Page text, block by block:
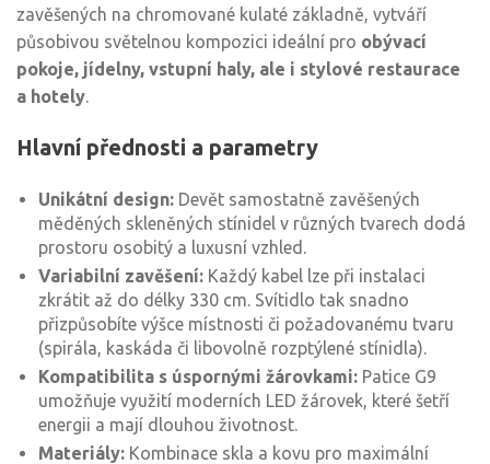
zavěšených na chromované kulaté základně, vytváří
působivou světelnou kompozici ideální pro obývací
pokoje, jídelny, vstupní haly, ale i stylové restaurace
a hotely.
Hlavní přednosti a parametry
Unikátní design: Devět samostatně zavěšených
měděných skleněných stínidel v různých tvarech dodá
prostoru osobitý a luxusní vzhled.
Variabilní zavěšení: Každý kabel lze při instalaci
zkrátit až do délky 330 cm. Svítidlo tak snadno
přizpůsobíte výšce místnosti či požadovanému tvaru
(spirála, kaskáda či libovolně rozptýlené stínidla).
Kompatibilita s úspornými žárovkami: Patice G9
umožňuje využití moderních LED žárovek, které šetří
energii a mají dlouhou životnost.
Materiály: Kombinace skla a kovu pro maximální